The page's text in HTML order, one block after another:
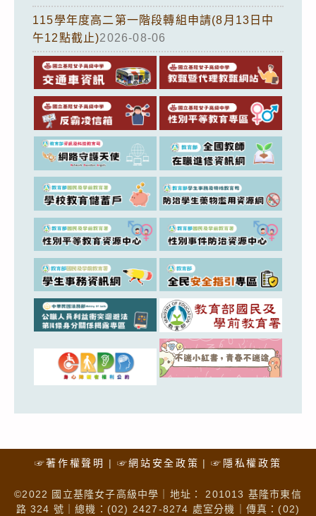
115學年度高二第一階段轉組申請(8月13日中
午12點截止)2026-08-06
☞著作權聲明 ☞網站安全政策 ☞隱私權政策
©2022 國立基隆女子高級中學｜地址： 201013 基隆市東信
路 324 號｜總機：(02) 2427-8274 處室分機｜傳真：(02)